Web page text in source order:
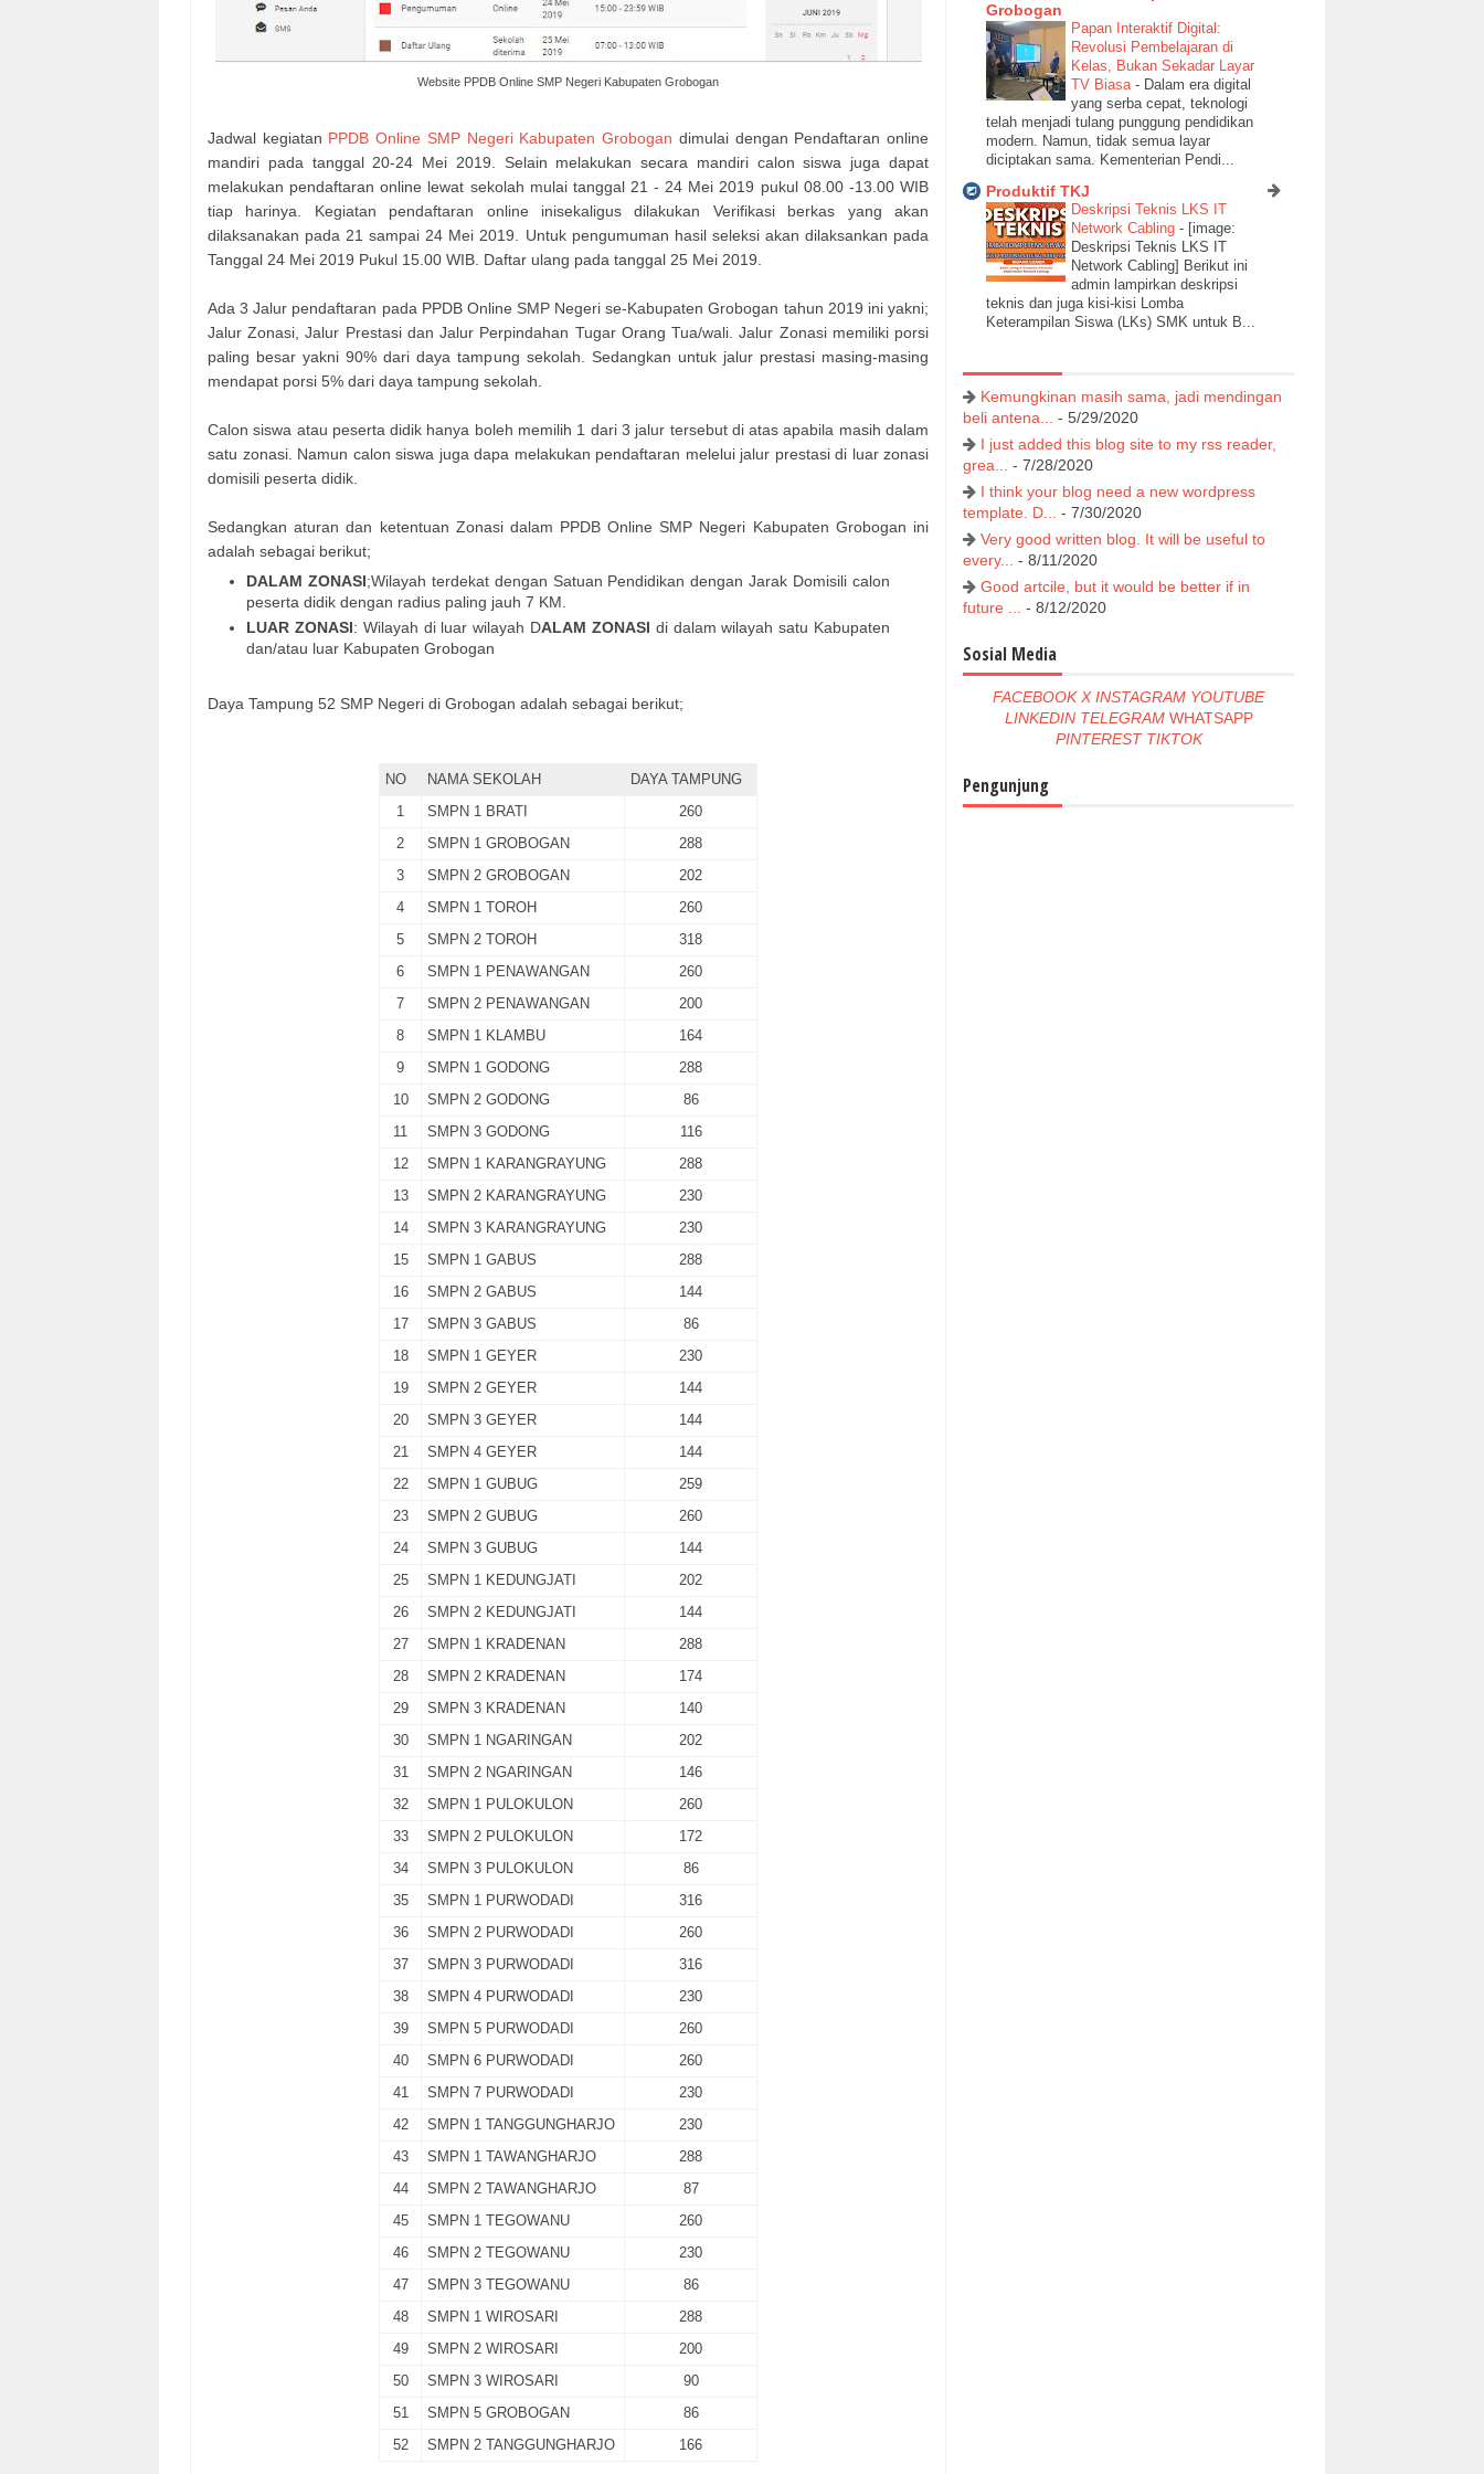
Website PPDB Online SMP Negeri Kabupaten Grobogan
Jadwal kegiatan PPDB Online SMP Negeri Kabupaten Grobogan dimulai dengan Pendaftaran online
mandiri pada tanggal 20-24 Mei 2019. Selain melakukan secara mandiri calon siswa juga dapat
melakukan pendaftaran online lewat sekolah mulai tanggal 21 - 24 Mei 2019 pukul 08.00 -13.00 WIB
tiap harinya. Kegiatan pendaftaran online inisekaligus dilakukan Verifikasi berkas yang akan
dilaksanakan pada 21 sampai 24 Mei 2019. Untuk pengumuman hasil seleksi akan dilaksankan pada
Tanggal 24 Mei 2019 Pukul 15.00 WIB. Daftar ulang pada tanggal 25 Mei 2019.
Ada 3 Jalur pendaftaran pada PPDB Online SMP Negeri se-Kabupaten Grobogan tahun 2019 ini yakni;
Jalur Zonasi, Jalur Prestasi dan Jalur Perpindahan Tugar Orang Tua/wali. Jalur Zonasi memiliki porsi
paling besar yakni 90% dari daya tampung sekolah. Sedangkan untuk jalur prestasi masing-masing
mendapat porsi 5% dari daya tampung sekolah.
Calon siswa atau peserta didik hanya boleh memilih 1 dari 3 jalur tersebut di atas apabila masih dalam
satu zonasi. Namun calon siswa juga dapa melakukan pendaftaran melelui jalur prestasi di luar zonasi
domisili peserta didik.
Sedangkan aturan dan ketentuan Zonasi dalam PPDB Online SMP Negeri Kabupaten Grobogan ini
adalah sebagai berikut;
DALAM ZONASI;Wilayah terdekat dengan Satuan Pendidikan dengan Jarak Domisili calon
peserta didik dengan radius paling jauh 7 KM.
LUAR ZONASI: Wilayah di luar wilayah DALAM ZONASI di dalam wilayah satu Kabupaten
dan/atau luar Kabupaten Grobogan
Daya Tampung 52 SMP Negeri di Grobogan adalah sebagai berikut;
NO NAMA SEKOLAH
DAYA TAMPUNG
1
SMPN 1 BRATI
260
2
SMPN 1 GROBOGAN
288
3
SMPN 2 GROBOGAN
202
4
SMPN 1 TOROH
260
5
SMPN 2 TOROH
318
6
SMPN 1 PENAWANGAN
260
7
SMPN 2 PENAWANGAN
200
8
SMPN 1 KLAMBU
164
9
SMPN 1 GODONG
288
10
SMPN 2 GODONG
86
11
SMPN 3 GODONG
116
12
SMPN 1 KARANGRAYUNG
288
13
SMPN 2 KARANGRAYUNG
230
14
SMPN 3 KARANGRAYUNG
230
15
SMPN 1 GABUS
288
16
SMPN 2 GABUS
144
17
SMPN 3 GABUS
86
18
SMPN 1 GEYER
230
19
SMPN 2 GEYER
144
20
SMPN 3 GEYER
144
21
SMPN 4 GEYER
144
22
SMPN 1 GUBUG
259
23
SMPN 2 GUBUG
260
24
SMPN 3 GUBUG
144
25
SMPN 1 KEDUNGJATI
202
26
SMPN 2 KEDUNGJATI
144
27
SMPN 1 KRADENAN
288
28
SMPN 2 KRADENAN
174
29
SMPN 3 KRADENAN
140
30
SMPN 1 NGARINGAN
202
31
SMPN 2 NGARINGAN
146
32
SMPN 1 PULOKULON
260
33
SMPN 2 PULOKULON
172
34
SMPN 3 PULOKULON
86
35
SMPN 1 PURWODADI
316
36
SMPN 2 PURWODADI
260
37
SMPN 3 PURWODADI
316
38
SMPN 4 PURWODADI
230
39
SMPN 5 PURWODADI
260
40
SMPN 6 PURWODADI
260
41
SMPN 7 PURWODADI
230
42
SMPN 1 TANGGUNGHARJO
230
43
SMPN 1 TAWANGHARJO
288
44
SMPN 2 TAWANGHARJO
87
45
SMPN 1 TEGOWANU
260
46
SMPN 2 TEGOWANU
230
47
SMPN 3 TEGOWANU
86
48
SMPN 1 WIROSARI
288
49
SMPN 2 WIROSARI
200
50
SMPN 3 WIROSARI
90
51
SMPN 5 GROBOGAN
86
52
SMPN 2 TANGGUNGHARJO 166
Grobogan
Papan Interaktif Digital:
Revolusi Pembelajaran di
Kelas, Bukan Sekadar Layar
TV Biasa - Dalam era digital
yang serba cepat, teknologi
telah menjadi tulang punggung pendidikan
modern. Namun, tidak semua layar
diciptakan sama. Kementerian Pendi...
Produktif TKJ
Deskripsi Teknis LKS IT
Network Cabling - [image:
Deskripsi Teknis LKS IT
Network Cabling] Berikut ini
admin lampirkan deskripsi
teknis dan juga kisi-kisi Lomba
Keterampilan Siswa (LKs) SMK untuk B...
Kemungkinan masih sama, jadi mendingan
beli antena...
- 5/29/2020
I just added this blog site to my rss reader,
grea...
- 7/28/2020
I think your blog need a new wordpress
template. D...
- 7/30/2020
Very good written blog. It will be useful to
every...
- 8/11/2020
Good artcile, but it would be better if in
future ...
- 8/12/2020
Sosial Media
FACEBOOK X INSTAGRAM YOUTUBE
LINKEDIN TELEGRAM WHATSAPP
PINTEREST TIKTOK
Pengunjung